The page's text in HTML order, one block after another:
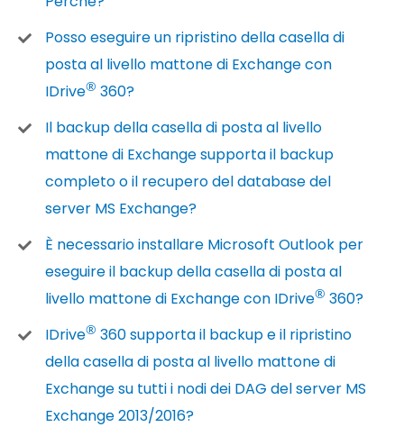
Posso eseguire un ripristino della casella di
posta al livello mattone di Exchange con
IDrive® 360?
Il backup della casella di posta al livello
mattone di Exchange supporta il backup
completo o il recupero del database del
server MS Exchange?
È necessario installare Microsoft Outlook per
eseguire il backup della casella di posta al
livello mattone di Exchange con IDrive® 360?
IDrive® 360 supporta il backup e il ripristino
della casella di posta al livello mattone di
Exchange su tutti i nodi dei DAG del server MS
Exchange 2013/2016?